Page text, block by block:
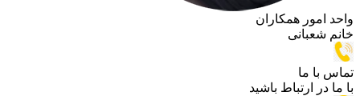
همکاران
باشید